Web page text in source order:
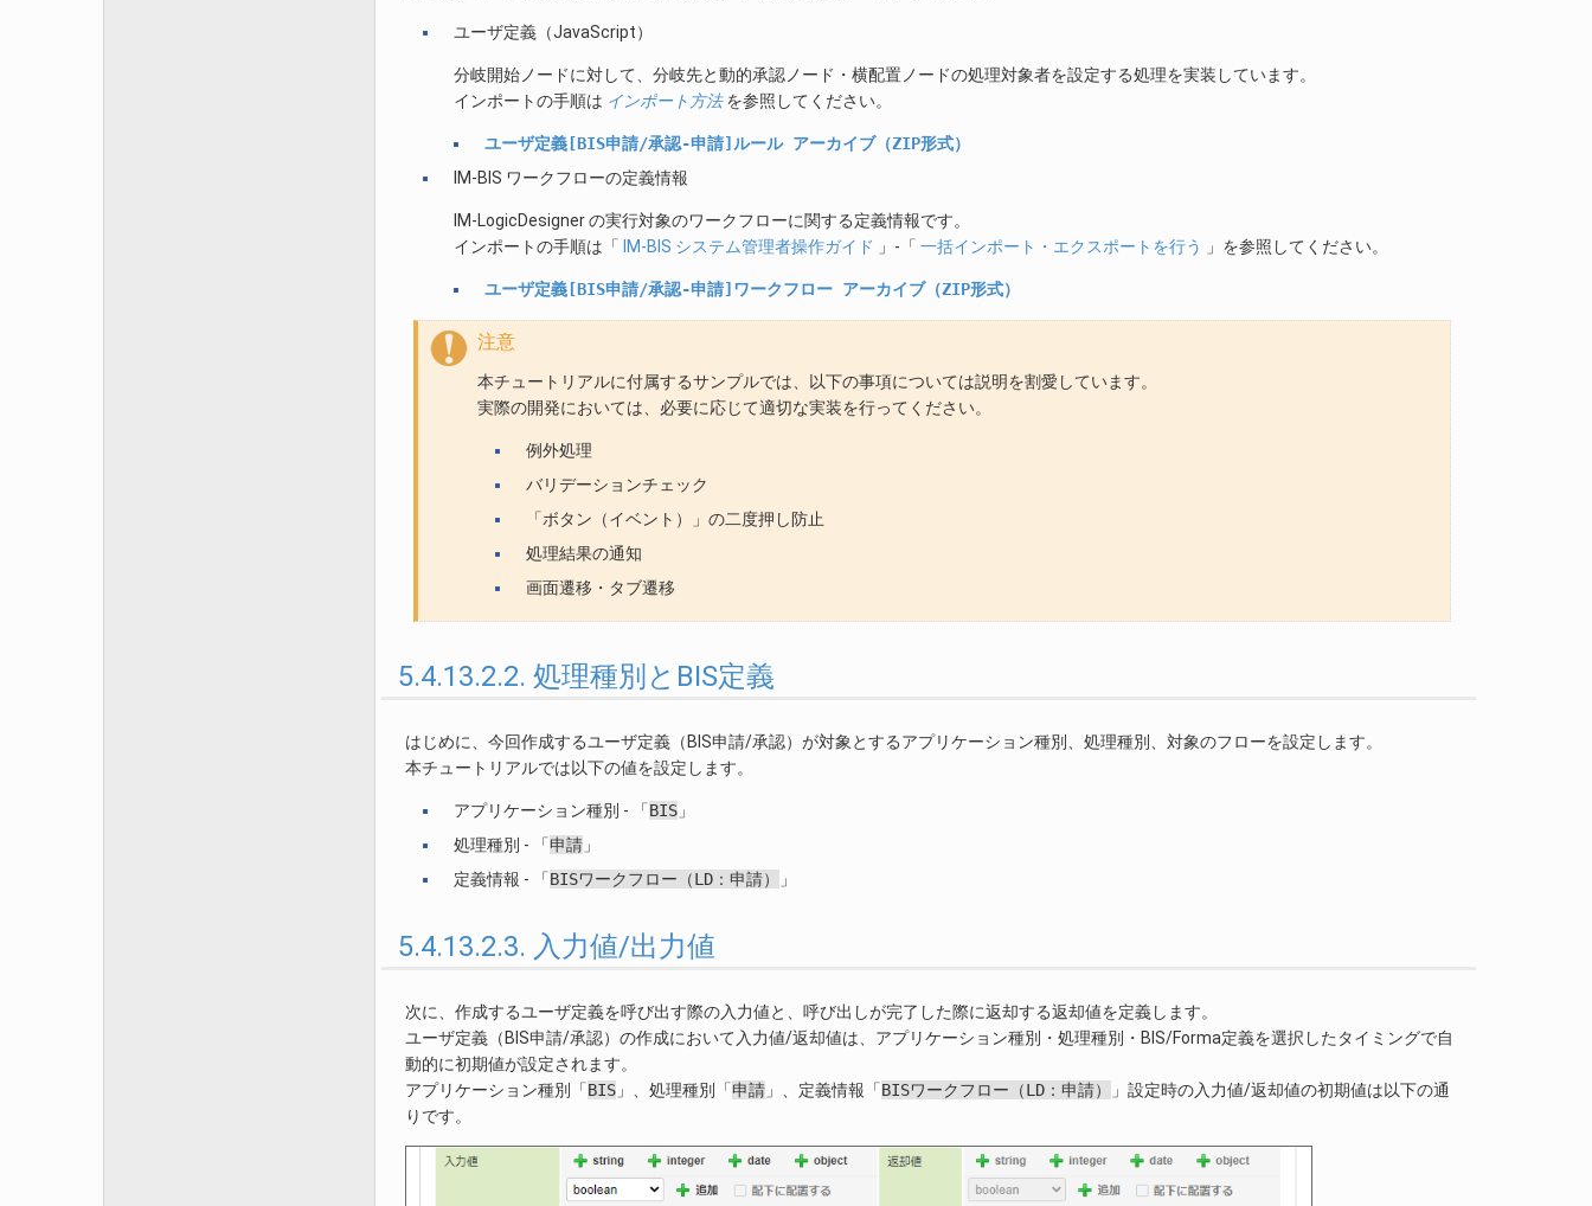
ユーザ定義（JavaScript）
分岐開始ノードに対して、分岐先と動的承認ノード・横配置ノードの処理対象者を設定する処理を実装しています。
インポートの手順は インポート方法を参照してください。
ユーザ定義[BIS申請/承認-申請]ルール アーカイブ（ZIP形式）
IM-BIS ワークフローの定義情報
IM-LogicDesigner の実行対象のワークフローに関する定義情報です。
インポートの手順は「
IM-BIS システム管理者操作ガイド 」-「 一括インポート・エクスポートを行う 」を参照してください。
ユーザ定義[BIS申請/承認-申請]ワークフロー アーカイブ（ZIP形式）
注意
本チュートリアルに付属するサンプルでは、以下の事項については説明を割愛しています。
実際の開発においては、必要に応じて適切な実装を行ってください。
例外処理
バリデーションチェック
「ボタン（イベント）」の二度押し防止
処理結果の通知
画面遷移・タブ遷移
5.4.13.2.2. 処理種別とBIS定義
はじめに、今回作成するユーザ定義（BIS申請/承認）が対象とするアプリケーション種別、処理種別、対象のフローを設定します。
本チュートリアルでは以下の値を設定します。
アプリケーション種別 - 「BIS」
処理種別 - 「申請」
定義情報 - 「BISワークフロー（LD：申請） 」
5.4.13.2.3. 入力値/出力値
次に、作成するユーザ定義を呼び出す際の入力値と、呼び出しが完了した際に返却する返却値を定義します。
ユーザ定義（BIS申請/承認）の作成において入力値/返却値は、アプリケーション種別・処理種別・BIS/Forma定義を選択したタイミングで自
動的に初期値が設定されます。
アプリケーション種別「BIS 」、処理種別「申請 」、定義情報「BISワークフロー（LD：申請）
」設定時の入力値/返却値の初期値は以下の通
りです。